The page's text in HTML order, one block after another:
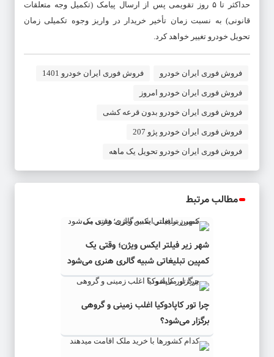
حداکثر تا ۵ روز تقویمی پس از ارسال پیامک (تکمیل وجه متعلقات
قانونی) به نسبت زمان تأخیر خریدار در واریز وجوه تکمیلی زمان
تحویل خودرو تغییر خواهد کرد.
فروش فوری ایران خودرو فروش فوری ایران خودرو 1401
فروش فوری ایران خودرو امروز
فروش فوری ایران خودرو بدون قرعه کشی
فروش فوری ایران خودرو پژو 207
فروش فوری ایران خودرو تحویل یک ماهه
مطالب مرتبط
شهر زیر فیلتر ایکس ویژن؛ وقتی یک
کمپین تبلیغاتی شبیه گالری هنری می‌شود
چرا تور کاپادوکیا اغلب زمینی و گروهی
برگزار می‌شود؟